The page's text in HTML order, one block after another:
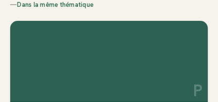
—Dans la même thématique
P